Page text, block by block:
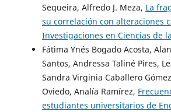
Sequeira, Alfredo J. Meza, La
su correlación con alteraciones
Investigaciones en Ciencias de
Fátima Ynés Bogado Acosta,
Santos, Andressa Taliné Pires,
Sandra Virginia Caballero
Oviedo, Analía Ramírez,
estudiantes universitarios de